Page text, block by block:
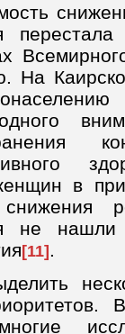
перестала
На
в
не
[11]